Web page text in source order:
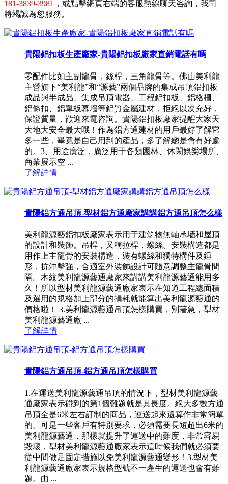
181-3839-3981 ，或點擊網頁右端的客服熱線聊天咨詢，我司
將竭誠為您服務。
貴陽鋁扣板生產廠家-貴陽鋁扣板廠家直銷電話有嗎
零配件比如主副龍骨，絲桿，三角龍骨等。佛山美利龍
主營旗下“美利龍”和“源藝”兩個品牌的集成吊頂鋁扣板
成品與半成品、集成吊頂電器、工程鋁扣板、鋁格柵、
鋁條扣、鋁單板幕墻等鋁質金屬建材，拒絕以次充好，
保證質量，歡迎來電咨詢。貴陽鋁扣板廠家提醒大家天
大地大安全最大哦！作為鋁方通建材的用戶最好了解它
多一些，畢竟是自己用到的產品，多了解總是會有好處
的。3、用途廣泛，廣泛用于各類園林、休閑娛樂場所、
商業展示空 ...
了解詳情
貴陽鋁方通吊頂-型材鋁方通廠家講講鋁方通吊頂怎么樣
美利龍源藝鋁扣板廠家表示用于建筑物無軸承墻和屋頂
的設計和裝飾。吊桿，又稱拉桿，螺絲。安裝構造都是
用作上主龍骨的安裝構造，裝有螺絲和獨特構件及錘
形，抗沖擊強，合適室外裝飾設計可隨意調整主龍骨間
隔。木紋美利龍源藝通廠家來講講美利龍源藝通能用多
久！所以型材美利龍源藝通廠家表示在知道工程總面積
及選用的規格加上部分的損耗就能算出美利龍源藝通的
價格啦！ 3.美利龍源藝通吊頂怎樣購買，別著急，型材
美利龍源藝通廠 ...
了解詳情
貴陽鋁方通吊頂-鋁方通吊頂怎樣購買
1.在運送美利龍源藝通吊頂的情況下，型材美利龍源藝
通廠家表示碰到的第1個難題就是其長度。絕大多數方通
吊頂全是6米左右訂制的商品，運送起來還算作非常簡單
的。可是一些客戶有特別要求，必須需要長短超出6米的
美利龍源藝通，那樣就提升了運送中的難度，非常容易
毀壞，型材美利龍源藝通廠家表示這時候我們就必須要
從中間做足固定措施以免美利龍源藝通變形！3.型材美
利龍源藝通廠家表示規格型號不一產生的運送也會有難
題。由 ...